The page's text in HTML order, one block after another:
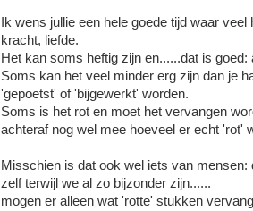
Ik wens jullie een hele goede tijd waar
kracht, liefde.
Het kan soms heftig zijn en......dat is
Soms kan het veel minder erg zijn dan je
'gepoetst' of 'bijgewerkt' worden.
Soms is het rot en moet het vervangen
achteraf nog wel mee hoeveel er echt 'rot'
Misschien is dat ook wel iets van
zelf terwijl we al zo bijzonder zijn......
mogen er alleen wat 'rotte' stukken